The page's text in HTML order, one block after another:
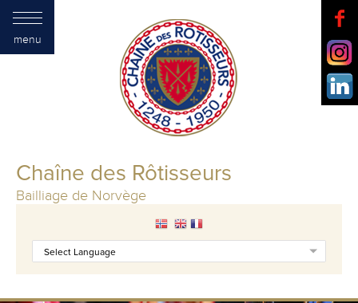
Chaîne des Rôtisseurs
Bailliage de Norvège
menu